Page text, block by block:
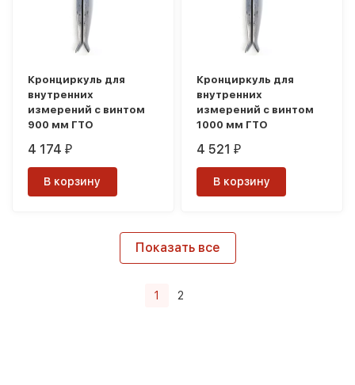
Кронциркуль для
внутренних
измерений с винтом
900 мм ГТО
4 174₽
В корзину
Кронциркуль для
внутренних
измерений с винтом
1000 мм ГТО
4 521₽
В корзину
Показать все
1 2